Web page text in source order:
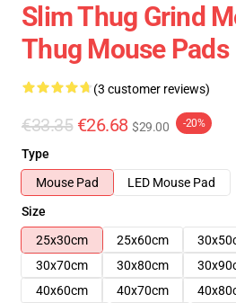
Slim Thug Grind
Thug Mouse Pads
(3 customer reviews)
€33.35 €26.68 $29.00 -20%
Type
Mouse Pad
LED Mouse Pad
Size
25x30cm
25x60cm
30x70cm
30x80cm
40x60cm
40x70cm